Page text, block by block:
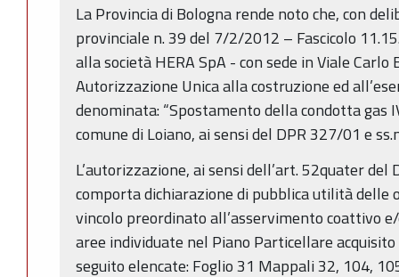
La Provincia di Bologna rende noto che, con
provinciale n. 39 del 7/2/2012 – Fascicolo
alla società HERA SpA - con sede in Viale
Autorizzazione Unica alla costruzione ed
denominata: “Spostamento della condotta gas
comune di Loiano, ai sensi del DPR 327/01 e
L’autorizzazione, ai sensi dell’art. 52quater del
comporta dichiarazione di pubblica utilità delle
vincolo preordinato all’asservimento coattivo
aree individuate nel Piano Particellare
seguito elencate: Foglio 31 Mappali 32, 104,